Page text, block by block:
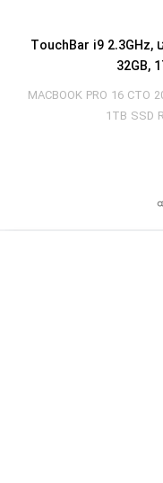
مک بوک پرو 16 اینچ کاستوم 2019 رتینا TouchBar i9 2.3GHz,
32GB,
MACBOOK PRO 16 CTO
1TB SSD